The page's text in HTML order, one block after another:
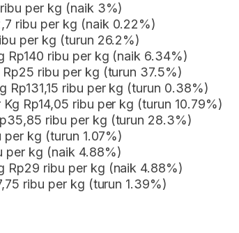
per kg (naik 3%)
ribu per kg (naik 0.22%)
per kg (turun 26.2%)
Rp140 ribu per kg (naik 6.34%)
ribu per kg (turun 37.5%)
Rp131,15 ribu per kg (turun 0.38%)
Rp14,05 ribu per kg (turun 10.79%)
ribu per kg (turun 28.3%)
per kg (turun 1.07%)
per kg (naik 4.88%)
Rp29 ribu per kg (naik 4.88%)
ribu per kg (turun 1.39%)